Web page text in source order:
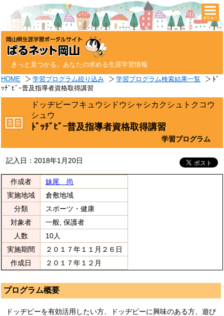
きっと見つかる。あなたの求める生涯学習情報
HOME 学習プログラム絞り込み 学習プログラム検索結果一覧
ﾄﾞ
ｯﾁﾞﾋﾞｰ普及指導者資格取得講習
ドッヂビーフキュウシドウシャシカクシュトクコウ
シュウ
ﾄﾞｯﾁﾞﾋﾞｰ普及指導者資格取得講習
学習プログラム
記入日：2018年1月20日
作成者
妹尾 尚
実施地域
倉敷地域
分類
スポーツ・健康
対象者
一般, 保護者
人数
10人
実施期間
２０１７年１１月２６日
作成日
２０１７年１２月
プログラム概要
ドッヂビーを有効活用したい方、ドッヂビーに興味のある方、遊び